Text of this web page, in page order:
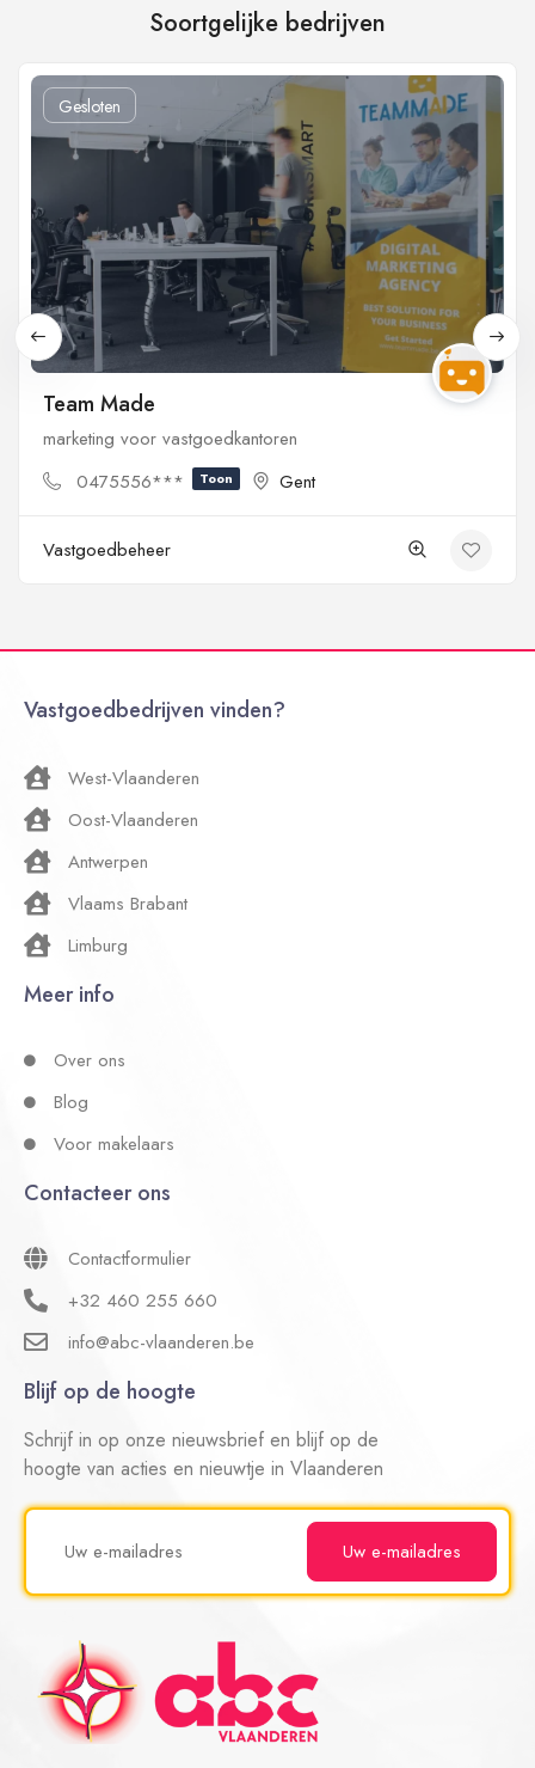
Soortgelijke bedrijven
Gesloten
Team Made
marketing voor vastgoedkantoren
0475556***
Toon Gent
Vastgoedbeheer
Vastgoedbedrijven vinden?
West-Vlaanderen
Oost-Vlaanderen
Antwerpen
Vlaams Brabant
Limburg
Meer info
Over ons
Blog
Voor makelaars
Contacteer ons
Contactformulier
+32 460 255 660
info@abc-vlaanderen.be
Blijf op de hoogte
Schrijf in op onze nieuwsbrief en blijf op de
hoogte van acties en nieuwtje in Vlaanderen